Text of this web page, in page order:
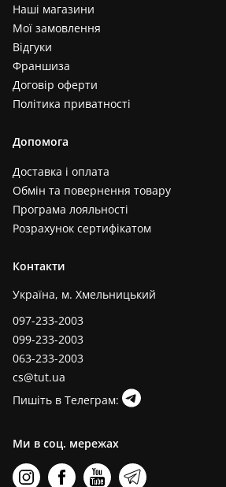
Наші магазини
Мої замовлення
Відгуки
Франшиза
Договір оферти
Політика приватності
Допомога
Доставка і оплата
Обмін та повернення товару
Програма лояльності
Розрахунок сертифікатом
Контакти
Україна, м. Хмельницький
097-233-2003
099-233-2003
063-233-2003
cs@tut.ua
Пишіть в Телеграм:
Ми в соц. мережах